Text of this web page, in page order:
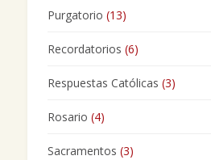
Purgatorio (13)
Recordatorios (6)
Respuestas Católicas (3)
Rosario (4)
Sacramentos (3)